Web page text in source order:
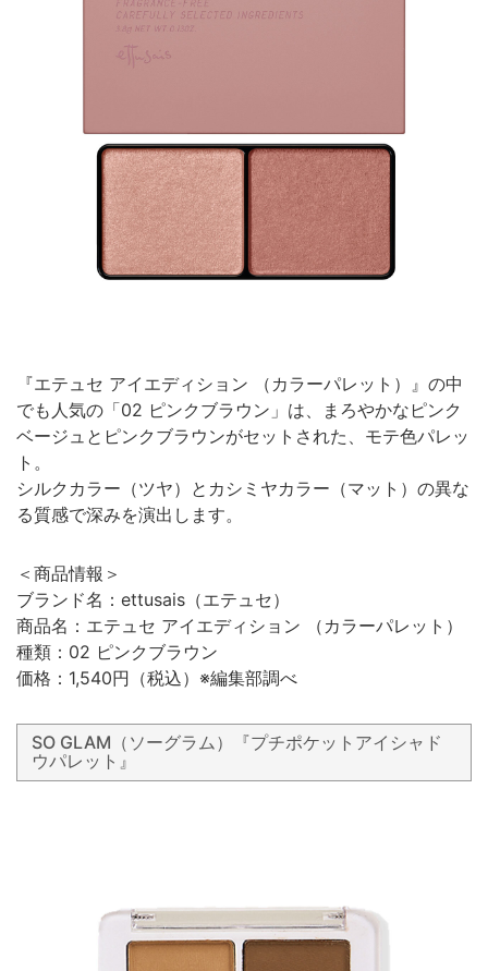
『エテュセ アイエディション （カラーパレット）』の中
でも人気の「02 ピンクブラウン」は、まろやかなピンク
ベージュとピンクブラウンがセットされた、モテ色パレッ
ト。
シルクカラー（ツヤ）とカシミヤカラー（マット）の異な
る質感で深みを演出します。
＜商品情報＞
ブランド名：ettusais（エテュセ）
商品名：エテュセ アイエディション （カラーパレット）
種類：02 ピンクブラウン
価格：1,540円（税込）※編集部調べ
SO GLAM（ソーグラム）『プチポケットアイシャド
ウパレット』